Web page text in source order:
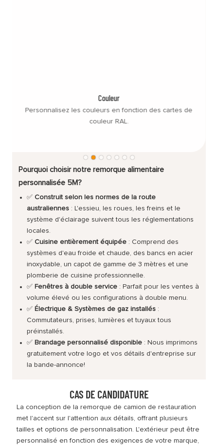
Couleur
Personnalisez les couleurs en fonction des cartes de
couleur RAL.
Pourquoi choisir notre remorque alimentaire
personnalisée 5M?
✅ Construit selon les normes de la route
australiennes : L'essieu, les roues, les freins et le
système d'éclairage suivent tous les réglementations
locales.
✅ Cuisine entièrement équipée : Comprend des
systèmes d'eau froide et chaude, des bancs en acier
inoxydable, un capot de gamme de 3 mètres et une
plomberie de cuisine professionnelle.
✅ Fenêtres à double service : Parfait pour les ventes à
volume élevé ou les configurations à double menu.
✅ Électrique & Systèmes de gaz installés :
Commutateurs, prises, lumières et tuyaux tous
préinstallés.
✅ Brandage personnalisé disponible : Nous imprimons
gratuitement votre logo et vos détails d'entreprise sur
la bande-annonce!
CAS DE CANDIDATURE
La conception de la remorque de camion de restauration
met l'accent sur l'attention aux détails, offrant plusieurs
tailles et options de personnalisation. L'extérieur peut être
personnalisé en fonction des exigences de votre marque,